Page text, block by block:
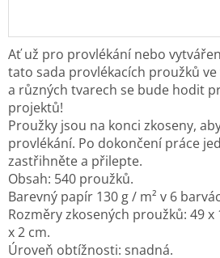
Ať už pro provlékání nebo
tato sada provlékacích proužků ve
a různých tvarech se bude hodit
projektů!
Proužky jsou na konci zkoseny,
provlékání. Po dokončení práce
zastřihněte a přilepte.
Obsah: 540 proužků.
Barevný papír 130 g / m² v 6
Rozměry zkosených proužků: 49 x
x 2 cm.
Úroveň obtížnosti: snadná.